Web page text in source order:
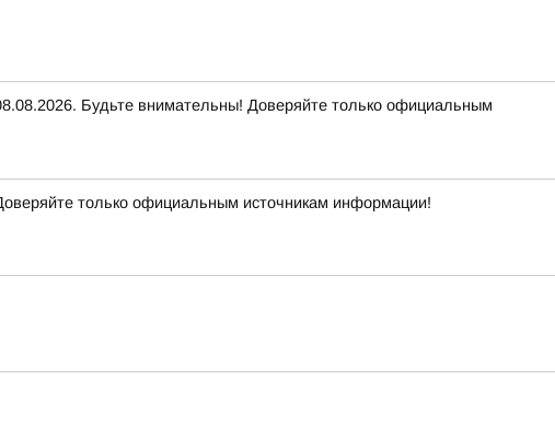
Будьте внимательны! Доверяйте только официальным
только официальным источникам информации!